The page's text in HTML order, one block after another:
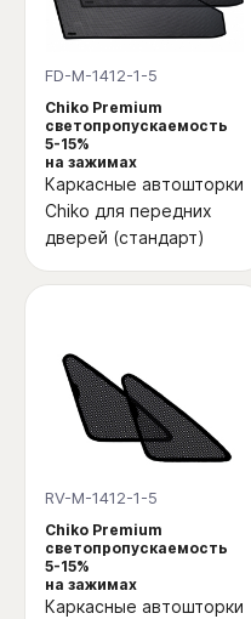
FD-M-1412-1-5
Chiko Premium
светопропускаемость
5-15%
на зажимах
Каркасные автошторки
Chiko для передних
дверей (стандарт)
RV-M-1412-1-5
Chiko Premium
светопропускаемость
5-15%
на зажимах
Каркасные автошторки